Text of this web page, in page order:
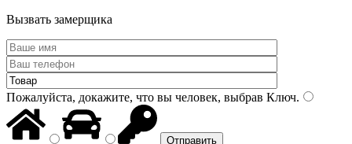
Вызвать замерщика
Пожалуйста, докажите, что вы человек, выбрав Ключ.